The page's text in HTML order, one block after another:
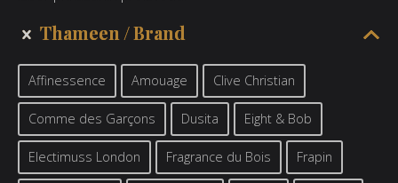
Thameen Brand
Affinessence Amouage Clive Christian
Comme des Garçons Dusita Eight & Bob
Electimuss London Fragrance du Bois Frapin